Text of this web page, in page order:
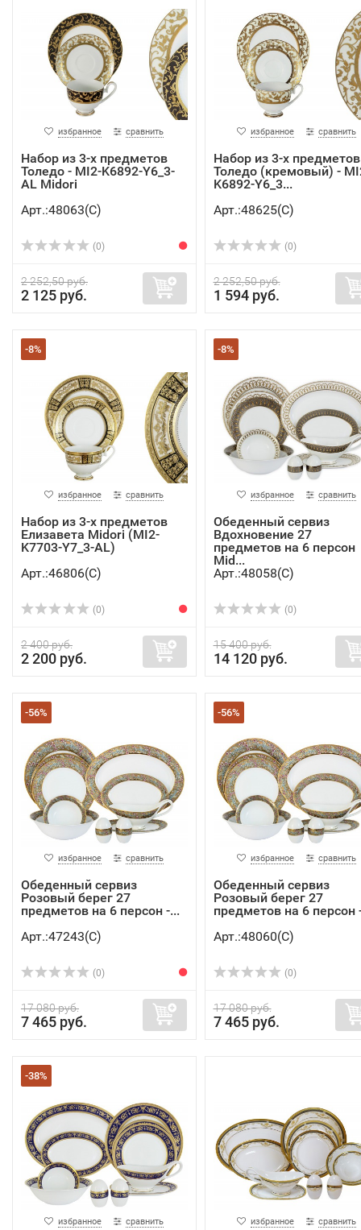
избранное сравнить
Набор из 3-х предметов
Толедо - MI2-K6892-Y6_3-
AL Midori
Арт.:48063(C)
(0)
2 252,50 руб.
2 125 руб.
избранное сравнить
Набор из 3-х предметов
Толедо (кремовый) -
K6892-Y6_3...
Арт.:48625(C)
(0)
2 252,50 руб.
1 594 руб.
-8%
избранное сравнить
Набор из 3-х предметов
Елизавета Midori (MI2-
K7703-Y7_3-AL)
Арт.:46806(C)
(0)
2 400 руб.
2 200 руб.
-8%
избранное сравнить
Обеденный сервиз
Вдохновение 27
предметов на 6 персон
Mid...
Арт.:48058(C)
(0)
15 400 руб.
14 120 руб.
-56%
избранное сравнить
Обеденный сервиз
Розовый берег 27
предметов на 6 персон -...
Арт.:47243(C)
(0)
17 080 руб.
7 465 руб.
-56%
избранное сравнить
Обеденный сервиз
Розовый берег 27
предметов на 6 персон
Арт.:48060(C)
(0)
17 080 руб.
7 465 руб.
-38%
избранное сравнить избранное сравнить